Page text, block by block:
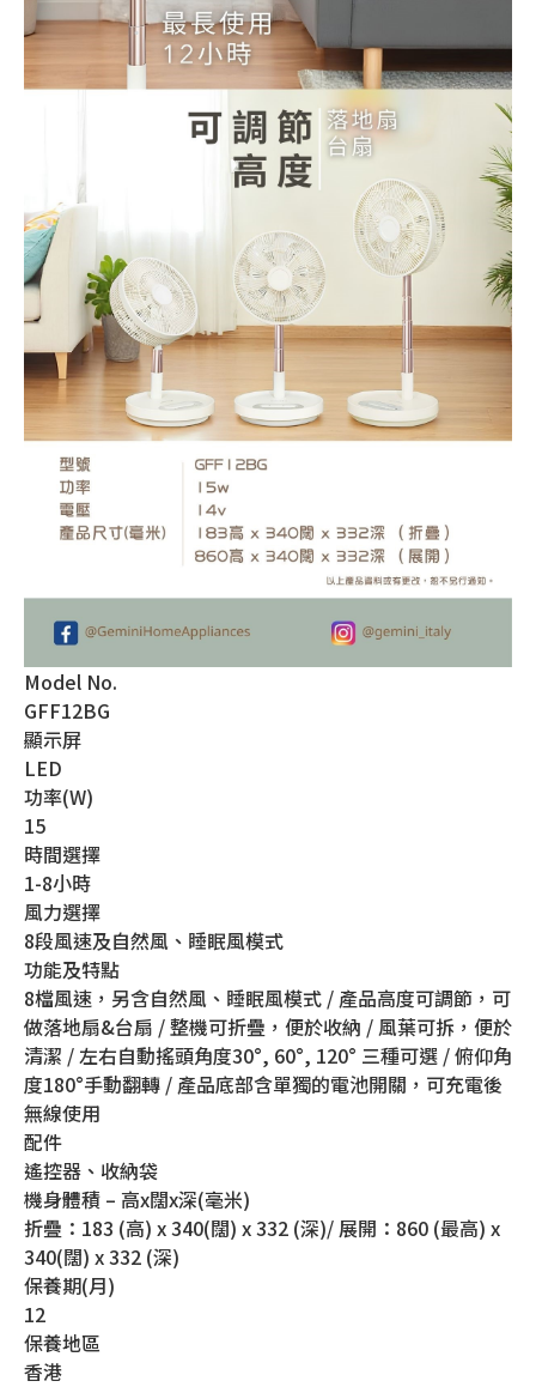
Model No.
GFF12BG
顯示屏
LED
功率(W)
15
時間選擇
1-8小時
風力選擇
8段風速及自然風、睡眠風模式
功能及特點
8檔風速，另含自然風、睡眠風模式 / 產品高度可調節，可
做落地扇&台扇 / 整機可折疊，便於收納 / 風葉可拆，便於
清潔 / 左右自動搖頭角度30°, 60°, 120° 三種可選 / 俯仰角
度180°手動翻轉 / 產品底部含單獨的電池開關，可充電後
無線使用
配件
遙控器、收納袋
機身體積 – 高x闊x深(毫米)
折疊：183 (高) x 340(闊) x 332 (深)/ 展開：860 (最高) x
340(闊) x 332 (深)
保養期(月)
12
保養地區
香港